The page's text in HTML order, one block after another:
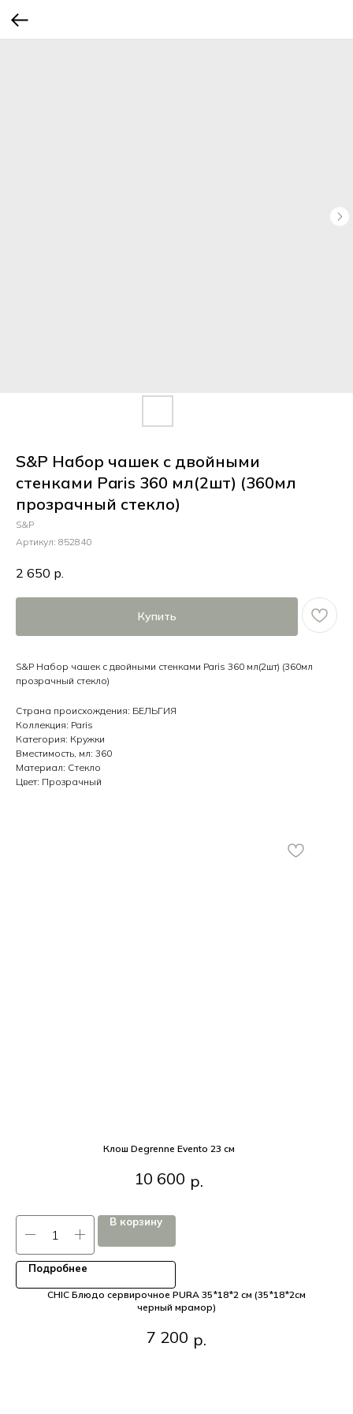
S&P Набор чашек с двойными
стенками Paris 360 мл(2шт) (360мл
прозрачный стекло)
S&P
Артикул: 852840
2 650 р.
Купить
S&P Набор чашек с двойными стенками Paris 360 мл(2шт) (360мл
прозрачный стекло)
Страна происхождения: БЕЛЬГИЯ
Коллекция: Paris
Категория: Кружки
Вместимость, мл: 360
Материал: Стекло
Цвет: Прозрачный
Клош Degrenne Evento 23 см
10 600 р.
В корзину
Подробнее
CHIC Блюдо сервирочное PURA 35*18*2 см (35*18*2см
черный мрамор)
черный мрамор)
7 200 р.